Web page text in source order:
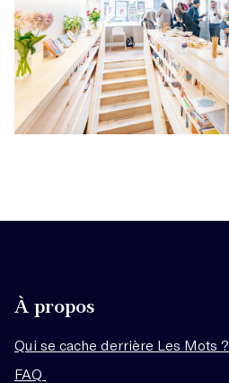
À propos
Qui se cache derrière Les Mots ?
FAQ